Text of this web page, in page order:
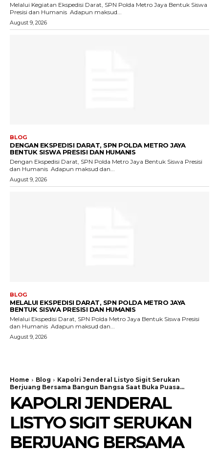
Melalui Kegiatan Ekspedisi Darat, SPN Polda Metro Jaya Bentuk Siswa
Presisi dan Humanis ‎ ‎Adapun maksud...
August 9, 2026
BLOG
DENGAN EKSPEDISI DARAT, SPN POLDA METRO JAYA
BENTUK SISWA PRESISI DAN HUMANIS
Dengan Ekspedisi Darat, SPN Polda Metro Jaya Bentuk Siswa Presisi
dan Humanis ‎ ‎Adapun maksud dan...
August 9, 2026
BLOG
MELALUI EKSPEDISI DARAT, SPN POLDA METRO JAYA
BENTUK SISWA PRESISI DAN HUMANIS
Melalui Ekspedisi Darat, SPN Polda Metro Jaya Bentuk Siswa Presisi
dan Humanis ‎ ‎Adapun maksud dan...
August 9, 2026